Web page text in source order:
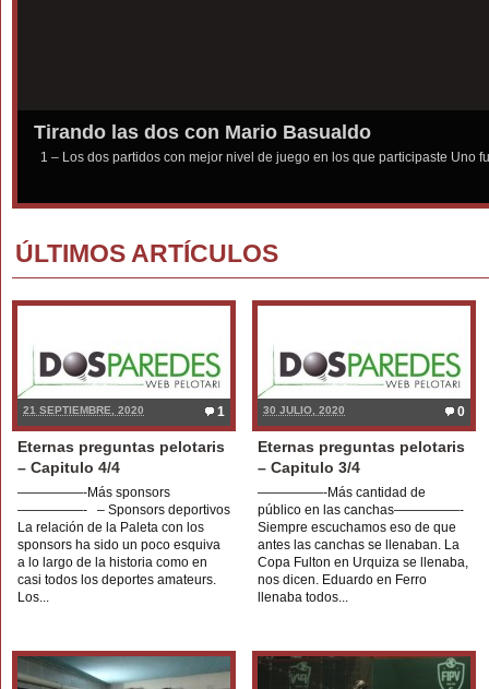
Tirando las dos con Mario Basualdo
1 – Los dos partidos con mejor nivel de juego en los que participaste Uno
ÚLTIMOS ARTÍCULOS
1
21 SEPTIEMBRE, 2020
Eternas preguntas pelotaris
– Capitulo 4/4
—————-Más sponsors
—————- – Sponsors deportivos
La relación de la Paleta con los
sponsors ha sido un poco esquiva
a lo largo de la historia como en
casi todos los deportes amateurs.
Los...
0
30 JULIO, 2020
Eternas preguntas pelotaris
– Capitulo 3/4
—————-Más cantidad de
público en las canchas—————-
Siempre escuchamos eso de que
antes las canchas se llenaban. La
Copa Fulton en Urquiza se llenaba,
nos dicen. Eduardo en Ferro
llenaba todos...